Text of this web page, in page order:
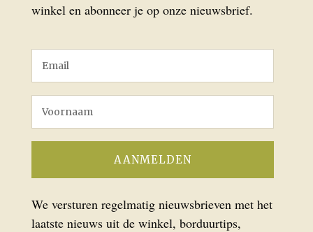
winkel en abonneer je op onze nieuwsbrief.
We versturen regelmatig nieuwsbrieven met het
laatste nieuws uit de winkel, borduurtips,